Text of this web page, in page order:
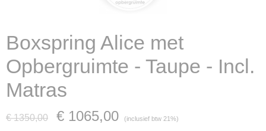
Boxspring Alice met
Opbergruimte - Taupe - Incl.
Matras
€ 1350,00 € 1065,00 (inclusief btw 21%)